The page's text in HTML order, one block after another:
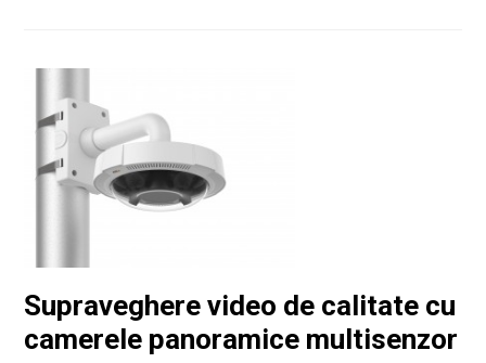
Supraveghere video de calitate cu
camerele panoramice multisenzor